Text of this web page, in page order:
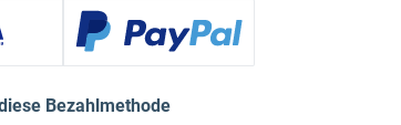
Bezahlmethode